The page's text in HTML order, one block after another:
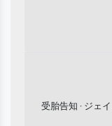
受胎告知 · ジェ